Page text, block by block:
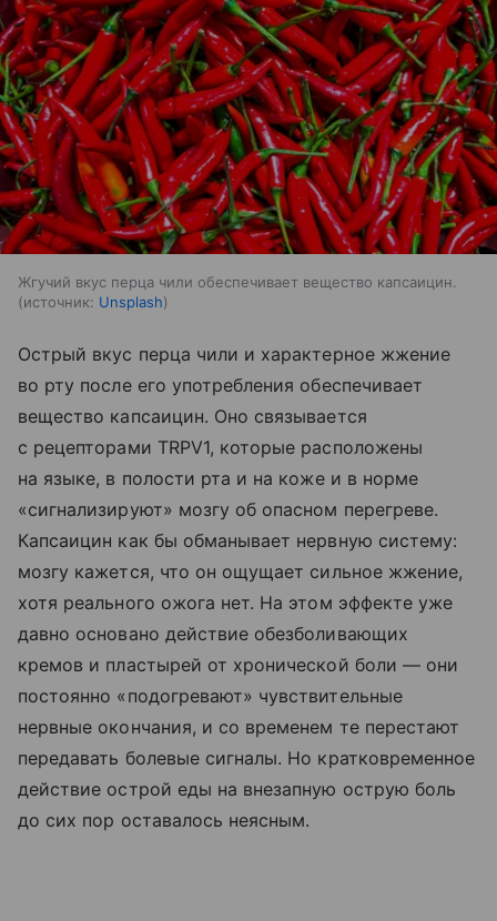
Жгучий вкус перца чили обеспечивает вещество капсаицин.
источник: Unsplash
Острый вкус перца чили и характерное жжение
во рту после его употребления обеспечивает
вещество капсаицин. Оно связывается
с рецепторами TRPV1, которые расположены
на языке, в полости рта и на коже и в норме
«сигнализируют» мозгу об опасном перегреве.
Капсаицин как бы обманывает нервную систему:
мозгу кажется, что он ощущает сильное жжение,
хотя реального ожога нет. На этом эффекте уже
давно основано действие обезболивающих
кремов и пластырей от хронической боли — они
постоянно «подогревают» чувствительные
нервные окончания, и со временем те перестают
передавать болевые сигналы. Но кратковременное
действие острой еды на внезапную острую боль
до сих пор оставалось неясным.